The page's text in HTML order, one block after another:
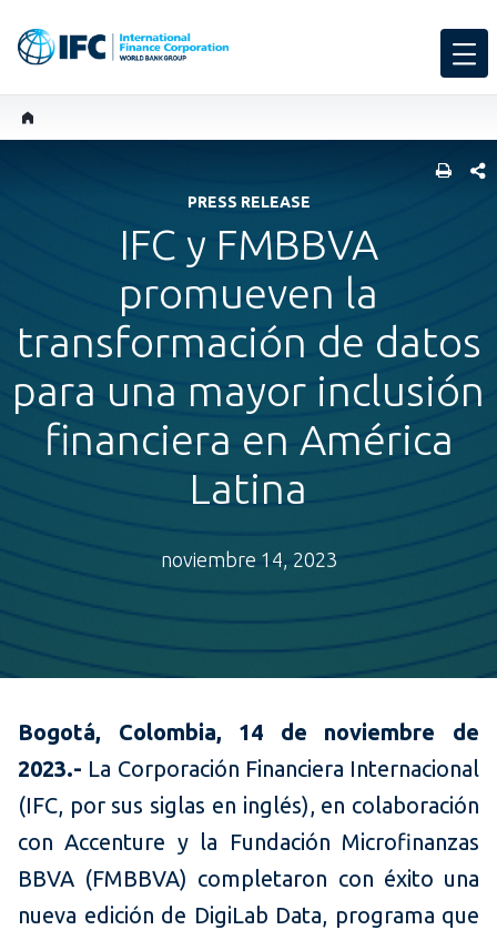
PRESS RELEASE
IFC y FMBBVA
promueven la
transformación de datos
para una mayor inclusión
financiera en América
Latina
noviembre 14, 2023
Bogotá, Colombia, 14 de noviembre de
2023.- La Corporación Financiera Internacional
(IFC, por sus siglas en inglés), en colaboración
con Accenture y la Fundación Microfinanzas
BBVA (FMBBVA) completaron con éxito una
nueva edición de DigiLab Data, programa que